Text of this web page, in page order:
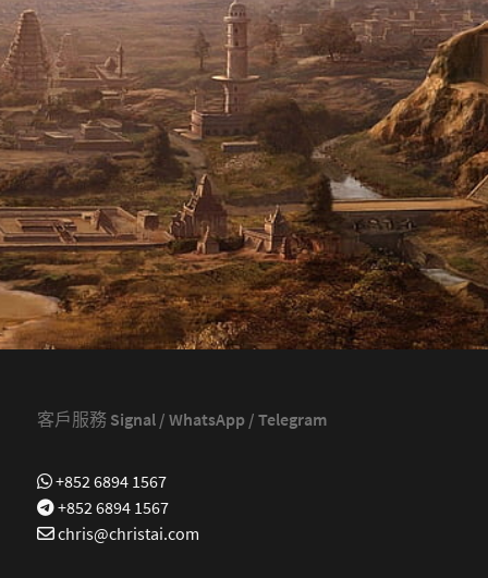
客戶服務 Signal / WhatsApp / Telegram
+852 6894 1567
+852 6894 1567
chris@christai.com